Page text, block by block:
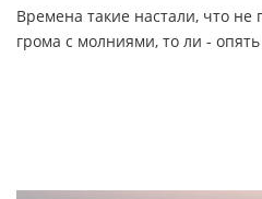
Времена такие настали, что не
грома с молниями, то ли -